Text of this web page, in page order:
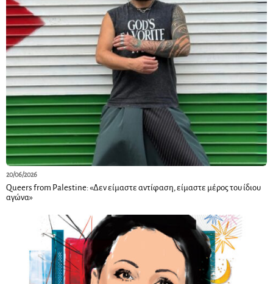
20/06/2026
Queers from Palestine: «Δεν είμαστε αντίφαση, είμαστε μέρος του ίδιου
αγώνα»